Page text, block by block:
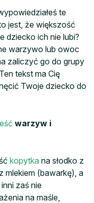
te
jest, że większość
dziecko ich nie lubi?
warzywo lub owoc
zaliczyć go do grupy
tekst ma Cię
Twoje dziecko do
warzyw i
kopytka na słodko z
mlekiem (bawarkę), a
zaś nie
na maśle,